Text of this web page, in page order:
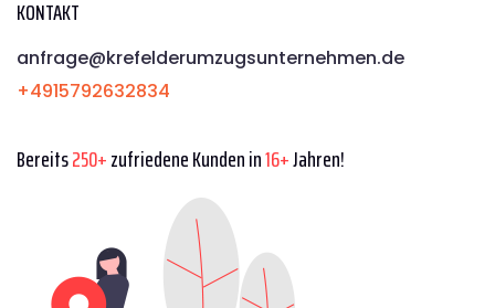
KONTAKT
anfrage@krefelderumzugsunternehmen.de
+4915792632834
Bereits250+zufriedene Kunden in16+Jahren!